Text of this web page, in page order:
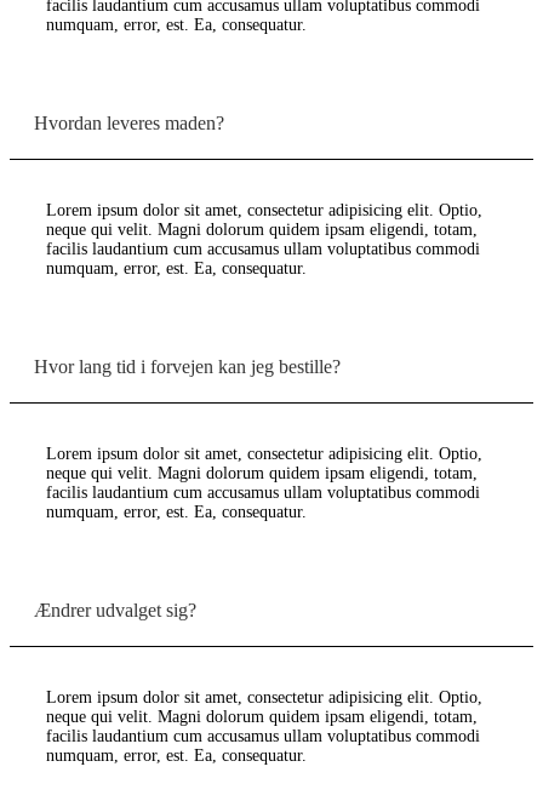
facilis laudantium cum accusamus ullam voluptatibus commodi
numquam, error, est. Ea, consequatur.
Hvordan leveres maden?
Lorem ipsum dolor sit amet, consectetur adipisicing elit. Optio,
neque qui velit. Magni dolorum quidem ipsam eligendi, totam,
facilis laudantium cum accusamus ullam voluptatibus commodi
numquam, error, est. Ea, consequatur.
Hvor lang tid i forvejen kan jeg bestille?
Lorem ipsum dolor sit amet, consectetur adipisicing elit. Optio,
neque qui velit. Magni dolorum quidem ipsam eligendi, totam,
facilis laudantium cum accusamus ullam voluptatibus commodi
numquam, error, est. Ea, consequatur.
Ændrer udvalget sig?
Lorem ipsum dolor sit amet, consectetur adipisicing elit. Optio,
neque qui velit. Magni dolorum quidem ipsam eligendi, totam,
facilis laudantium cum accusamus ullam voluptatibus commodi
numquam, error, est. Ea, consequatur.